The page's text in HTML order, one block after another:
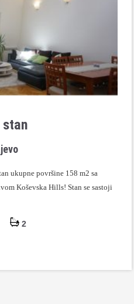
ukupne površine 158 m2 sa
Koševska Hills! Stan se sastoji
2